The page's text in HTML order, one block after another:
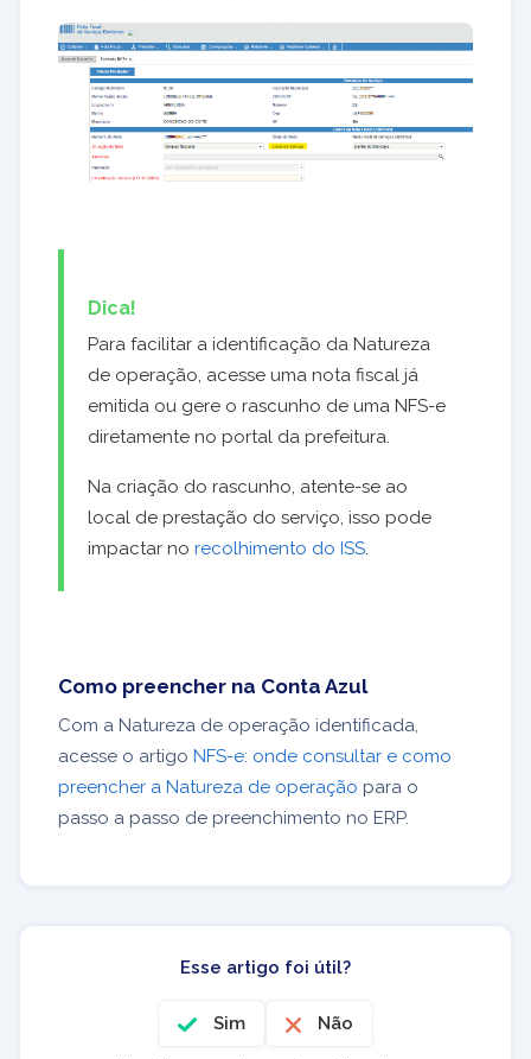
Dica!
Para facilitar a identificação da Natureza
de operação, acesse uma nota fiscal já
emitida ou gere o rascunho de uma NFS-e
diretamente no portal da prefeitura.
Na criação do rascunho, atente-se ao
local de prestação do serviço, isso pode
impactar no recolhimento do ISS.
Como preencher na Conta Azul
Com a Natureza de operação identificada,
acesse o artigo NFS-e: onde consultar e como
preencher a Natureza de operação para o
passo a passo de preenchimento no ERP.
Esse artigo foi útil?
Sim Não